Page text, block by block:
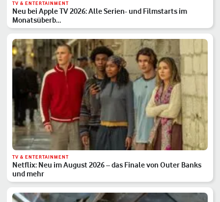
TV & ENTERTAINMENT
Neu bei Apple TV 2026: Alle Serien- und Filmstarts im
Monatsüberb…
TV & ENTERTAINMENT
Netflix: Neu im August 2026 – das Finale von Outer Banks
und mehr